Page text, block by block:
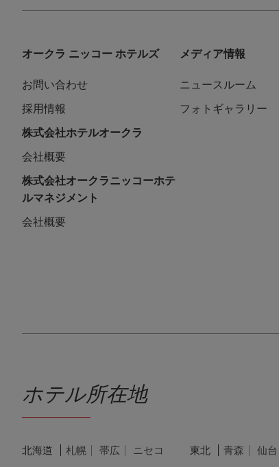
オークラ ニッコー ホテルズ
お問い合わせ
採用情報
株式会社ホテルオークラ
会社概要
株式会社オークラニッコーホテ
ルマネジメント
会社概要
メディア情報
ニュースルーム
フォトギャラリー
ホテル所在地
北海道 札幌 帯広 ニセコ 東北 青森 仙台